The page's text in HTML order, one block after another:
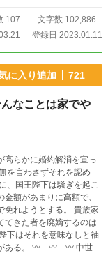
通わせていた。
107
文字数 102,886
登録日 2023.01.11
に入り追加 721
なことは家でや
高らかに婚約解消を宣っ
額があまりに高額で、
うとする。 貴族家
てきた者を廃嫡するのは
中世ヨ